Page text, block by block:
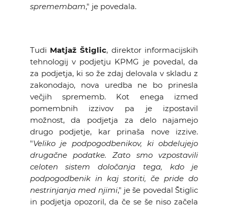
spremembam," je povedala.
Tudi Matjaž Štiglic, direktor informacijskih
tehnologij v podjetju KPMG je povedal, da
za podjetja, ki so že zdaj delovala v skladu z
zakonodajo, nova uredba ne bo prinesla
večjih sprememb. Kot enega izmed
pomembnih izzivov pa je izpostavil
možnost, da podjetja za delo najamejo
drugo podjetje, kar prinaša nove izzive.
"Veliko je podpogodbenikov, ki obdelujejo
drugačne podatke. Zato smo vzpostavili
celoten sistem določanja tega, kdo je
podpogodbenik in kaj storiti, če pride do
nestrinjanja med njimi," je še povedal Štiglic
in podjetja opozoril, da če se še niso začela